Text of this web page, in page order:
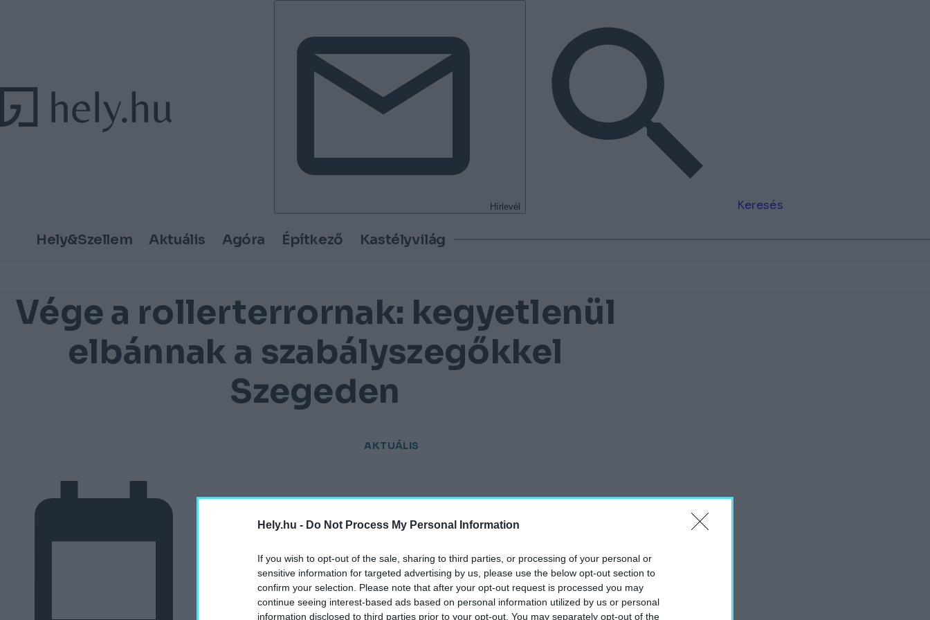
Hely.hu - Do Not Process My Personal Information
If you wish to opt-out of the sale, sharing to third parties, or processing of your personal or
sensitive information for targeted advertising by us, please use the below opt-out section to
confirm your selection. Please note that after your opt-out request is processed you may
continue seeing interest-based ads based on personal information utilized by us or personal
information disclosed to third parties prior to your opt-out. You may separately opt-out of the
Tovább a tartalomhoz
Tovább a lábléchez
Hírlevél Keresés
Hely&Szellem Aktuális Agóra Építkező Kastélyvilág
Vége a rollerterrornak: kegyetlenül
elbánnak a szabályszegőkkel
Szegeden
AKTUÁLIS
hely.hu